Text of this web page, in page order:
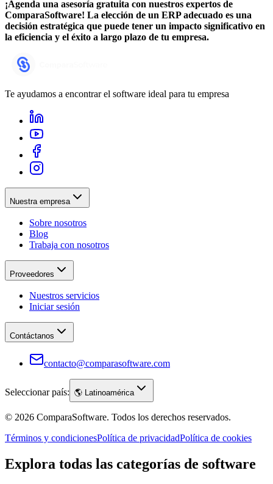
¡Agenda una asesoría gratuita con nuestros expertos de
ComparaSoftware! La elección de un ERP adecuado es una
decisión estratégica que puede tener un impacto significativo en
la eficiencia y el éxito a largo plazo de tu empresa.
Te ayudamos a encontrar el software ideal para tu empresa
Nuestra empresa
Sobre nosotros
Blog
Trabaja con nosotros
Proveedores
Nuestros servicios
Iniciar sesión
Contáctanos
contacto@comparasoftware.com
Seleccionar país: 🌎 Latinoamérica
© 2026 ComparaSoftware. Todos los derechos reservados.
Términos y condicionesPolítica de privacidadPolítica de cookies
Explora todas las categorías de software